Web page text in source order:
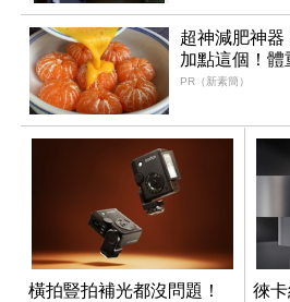
超神減肥神器
加點這個！體
PR（新素簡）
橫拍豎拍補光都沒問題！
徠